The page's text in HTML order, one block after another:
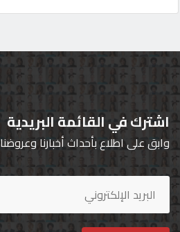
اشترك في القائمة البريدية
وابق على اطلاع بأحداث أخبارنا وعروضنا